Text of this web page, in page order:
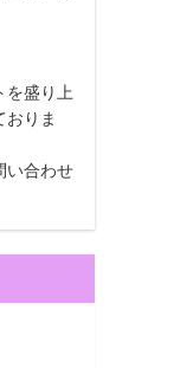
を盛り上
りま
い合わせ